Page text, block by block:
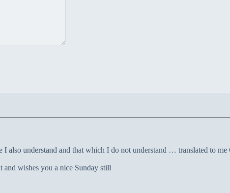
I also understand and that which I do not understand … translated to
wishes you a nice Sunday still